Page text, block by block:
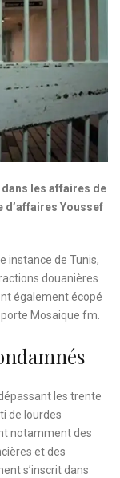
les affaires de
d’affaires Youssef
instance de Tunis,
douanières
également écopé
Mosaique fm.
les trente
de lourdes
notamment des
et des
s’inscrit dans